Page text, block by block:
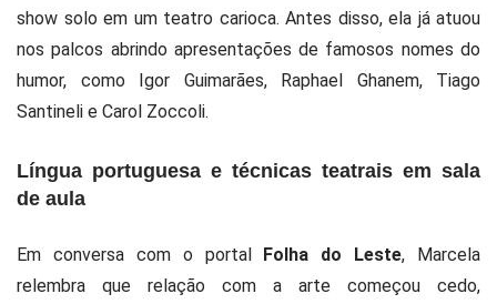
show solo em um teatro carioca. Antes disso, ela já atuou
nos palcos abrindo apresentações de famosos nomes do
humor, como Igor Guimarães, Raphael Ghanem, Tiago
Santineli e Carol Zoccoli.
Língua portuguesa e técnicas teatrais em sala
de aula
Em conversa com o portal Folha do Leste, Marcela
relembra que relação com a arte começou cedo,